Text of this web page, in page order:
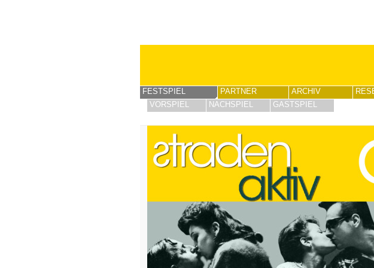
FESTSPIEL PARTNER ARCHIV
VORSPIEL
NACHSPIEL GASTSPIEL